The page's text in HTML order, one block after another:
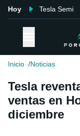
Hoy Tesla Semi
Inicio Noticias
Tesla
ventas en
diciembre